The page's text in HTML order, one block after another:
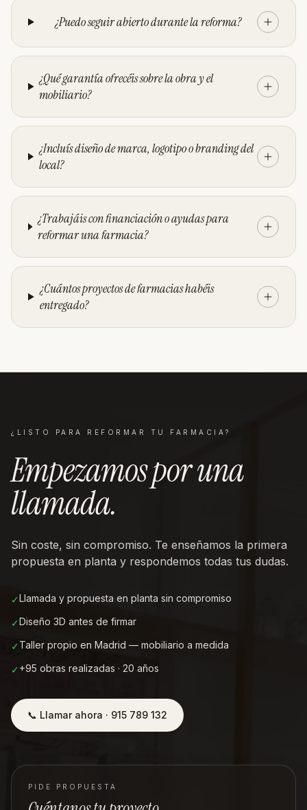
¿Puedo seguir abierto durante la reforma?
¿Qué garantía ofrecéis sobre la obra y el
mobiliario?
¿Incluís diseño de marca, logotipo o branding del
local?
¿Trabajáis con financiación o ayudas para
reformar una farmacia?
¿Cuántos proyectos de farmacias habéis
entregado?
¿LISTO PARA REFORMAR TU FARMACIA ?
Empezamos por una
llamada.
Sin coste, sin compromiso. Te enseñamos la primera
propuesta en planta y respondemos todas tus dudas.
✓Llamada y propuesta en planta sin compromiso
✓Diseño 3D antes de firmar
✓Taller propio en Madrid — mobiliario a medida
✓+95 obras realizadas · 20 años
📞 Llamar ahora · 915 789 132
PIDE PROPUESTA